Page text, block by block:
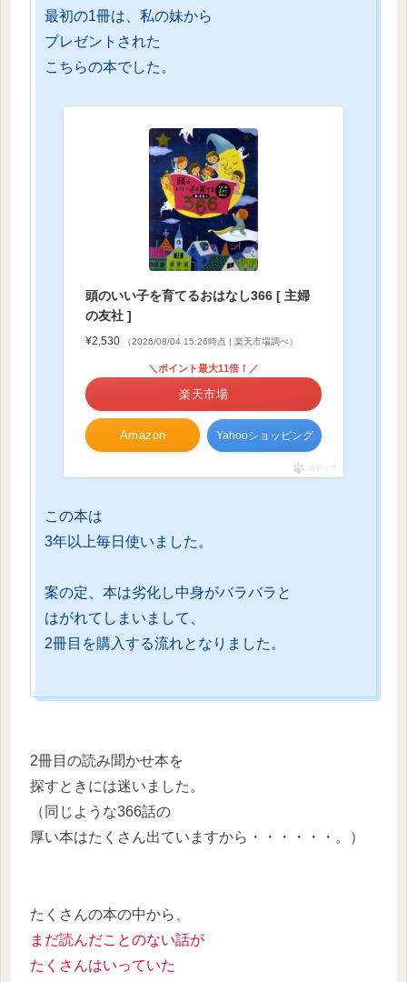
最初の1冊は、私の妹から
プレゼントされた
こちらの本でした。
頭のいい子を育てるおはなし366 [ 主婦
の友社 ]
¥2,530 （2026/08/04 15:26時点 | 楽天市場調べ）
Amazon
＼ポイント最大11倍！／
楽天市場
Yahooショッピング
ポチップ
この本は
3年以上毎日使いました。
案の定、本は劣化し中身がバラバラと
はがれてしまいまして、
2冊目を購入する流れとなりました。
2冊目の読み聞かせ本を
探すときには迷いました。
（ 同じような366話の
厚い本はたくさん出ていますから・・・・・・。
）
たくさんの本の中から、
まだ読んだことのない話が
たくさんはいっていた